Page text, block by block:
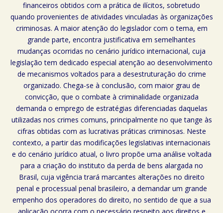
financeiros obtidos com a prática de ilícitos, sobretudo
quando provenientes de atividades vinculadas às organizações
criminosas. A maior atenção do legislador com o tema, em
grande parte, encontra justificativa em semelhantes
mudanças ocorridas no cenário jurídico internacional, cuja
legislação tem dedicado especial atenção ao desenvolvimento
de mecanismos voltados para a desestruturação do crime
organizado. Chega-se à conclusão, com maior grau de
convicção, que o combate à criminalidade organizada
demanda o emprego de estratégias diferenciadas daquelas
utilizadas nos crimes comuns, principalmente no que tange às
cifras obtidas com as lucrativas práticas criminosas. Neste
contexto, a partir das modificações legislativas internacionais
e do cenário jurídico atual, o livro propõe uma análise voltada
para a criação do instituto da perda de bens alargada no
Brasil, cuja vigência trará marcantes alterações no direito
penal e processual penal brasileiro, a demandar um grande
empenho dos operadores do direito, no sentido de que a sua